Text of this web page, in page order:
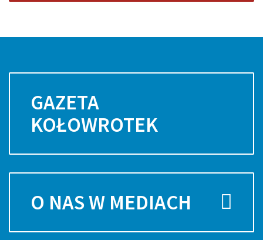
GAZETA
KOŁOWROTEK
O NAS W MEDIACH